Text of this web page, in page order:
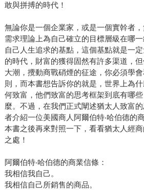
敢與拼搏的時代！
無論你是一個企業家，或是一個實幹者
需求理論上為自己確立的目標層級在哪
自己人生追求的基點，這個基點就是一
的時代，財富的獲得固然有許多渠道，
大潮，攪動商戰硝煙的征途，你必須學
則，而本書想告訴你的就是，世界上為
何致富，他們致富的思考框架到底有哪
麼。不過，在我們正式闡述猶太人致富
者介紹一位美國商人阿爾伯特‧哈伯德的
本書之後再來對照一下，看看猶太人經
之處！
阿爾伯特‧哈伯德的商業信條：
我相信我自己。
我相信自己所銷售的商品。